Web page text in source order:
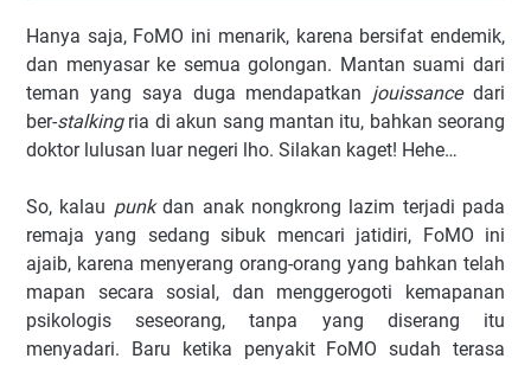
Hanya saja, FoMO ini menarik, karena bersifat endemik,
dan menyasar ke semua golongan. Mantan suami dari
teman yang saya duga mendapatkan jouissancedari
ber-stalkingria di akun sang mantan itu, bahkan seorang
doktor lulusan luar negeri lho. Silakan kaget! Hehe…
So, kalau punkdan anak nongkrong lazim terjadi pada
remaja yang sedang sibuk mencari jatidiri, FoMO ini
ajaib, karena menyerang orang-orang yang bahkan telah
mapan secara sosial, dan menggerogoti kemapanan
psikologis seseorang, tanpa yang diserang itu
menyadari. Baru ketika penyakit FoMO sudah terasa